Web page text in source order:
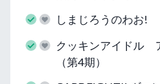
しまじろうのわお!
クッキンアイドル
（第4期）